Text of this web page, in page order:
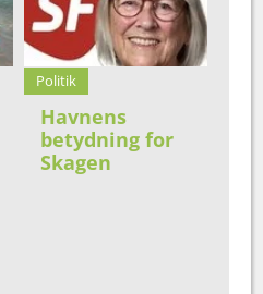
Politik
Havnens
betydning for
Skagen